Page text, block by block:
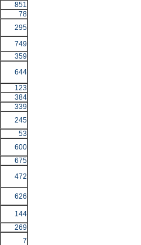
851
78
295
749
359
644
123
384
339
245
53
600
675
472
626
144
269
7